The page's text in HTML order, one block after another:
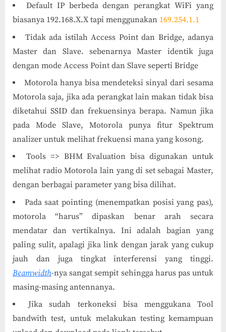
Default IP berbeda dengan perangkat WiFi yang
biasanya 192.168.X.X tapi menggunakan 169.254.1.1
Tidak ada istilah Access Point dan Bridge, adanya
Master dan Slave. sebenarnya Master identik juga
dengan mode Access Point dan Slave seperti Bridge
Motorola hanya bisa mendeteksi sinyal dari sesama
Motorola saja, jika ada perangkat lain makan tidak bisa
diketahui SSID dan frekuensinya berapa. Namun jika
pada Mode Slave, Motorola punya fitur Spektrum
analizer untuk melihat frekuensi mana yang kosong.
Tools => BHM Evaluation bisa digunakan untuk
melihat radio Motorola lain yang di set sebagai Master,
dengan berbagai parameter yang bisa dilihat.
Pada saat pointing (menempatkan posisi yang pas),
motorola “harus” dipaskan benar arah secara
mendatar dan vertikalnya. Ini adalah bagian yang
paling sulit, apalagi jika link dengan jarak yang cukup
jauh dan juga tingkat interferensi yang tinggi.
Beamwidth-nya sangat sempit sehingga harus pas untuk
masing-masing antennanya.
Jika sudah terkoneksi bisa menggukana Tool
bandwith test, untuk melakukan testing kemampuan